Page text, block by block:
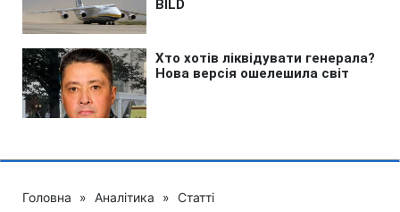
Головна » Аналітика » Статті